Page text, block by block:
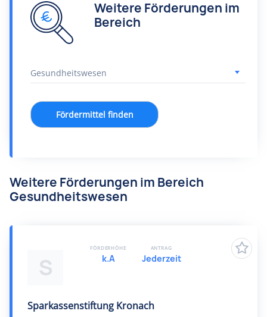
Weitere Förderungen im
Bereich
Fördermittel finden
Weitere Förderungen im Bereich
Gesundheitswesen
S
Sparkassenstiftung Kronach
FÖRDERHÖHE
k.A
ANTRAG
Jederzeit